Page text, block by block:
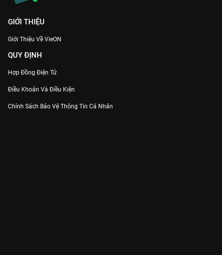
GIỚI THIỆU
Giới Thiệu Về VieON
QUY ĐỊNH
Hợp Đồng Điện Tử
Điều Khoản Và Điều Kiện
Chính Sách Bảo Vệ Thông Tin Cá Nhân